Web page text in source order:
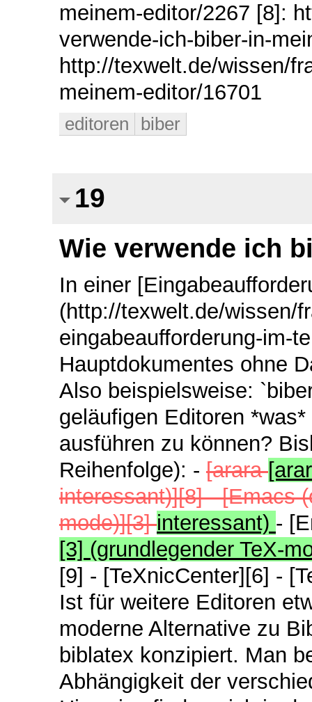
meinem-editor/2267 [8]:
verwende-ich-biber-in-
http://texwelt.de/wissen/
meinem-editor/16701
editoren biber
19
Wie verwende ich
In einer
(http://texwelt.de/wissen/
eingabeaufforderung-im-
Hauptdokumentes ohne
Also beispielsweise:
geläufigen Editoren
ausführen zu können?
Reihenfolge): - [arara
interessant)][8] - [Emacs
mode)][3]interessant) -
[3] (grundlegender TeX-
[9] - [TeXnicCenter][6] -
Ist für weitere Editoren
moderne Alternative zu
biblatex konzipiert. Man
Abhängigkeit der